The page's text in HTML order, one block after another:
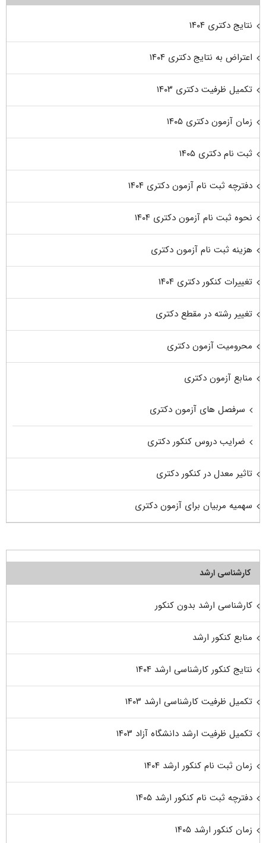
نتایج دکتری ۱۴۰۴
اعتراض به نتایج دکتری ۱۴۰۴
تکمیل ظرفیت دکتری ۱۴۰۳
زمان آزمون دکتری ۱۴۰۵
ثبت نام دکتری ۱۴۰۵
دفترچه ثبت نام آزمون دکتری ۱۴۰۴
نحوه ثبت نام آزمون دکتری ۱۴۰۴
هزینه ثبت نام آزمون دکتری
تغییرات کنکور دکتری ۱۴۰۴
تغییر رشته در مقطع دکتری
محرومیت آزمون دکتری
منابع آزمون دکتری
سرفصل های آزمون دکتری
ضرایب دروس کنکور دکتری
تاثیر معدل در کنکور دکتری
سهمیه مربیان برای آزمون دکتری
کارشناسی ارشد
کارشناسی ارشد بدون کنکور
منابع کنکور ارشد
نتایج کنکور کارشناسی ارشد ۱۴۰۴
تکمیل ظرفیت کارشناسی ارشد ۱۴۰۳
تکمیل ظرفیت ارشد دانشگاه آزاد ۱۴۰۳
زمان ثبت نام کنکور ارشد ۱۴۰۴
دفترچه ثبت نام کنکور ارشد ۱۴۰۵
زمان کنکور ارشد ۱۴۰۵